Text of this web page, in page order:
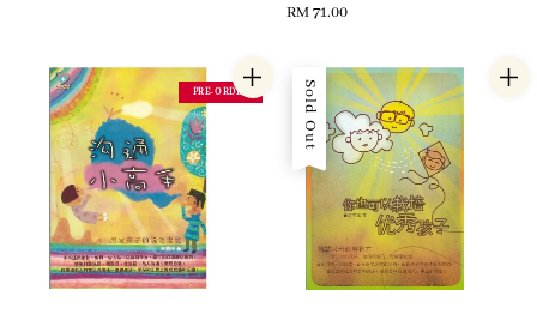
Regular
RM 71.00
PRE-ORDER Sold Out